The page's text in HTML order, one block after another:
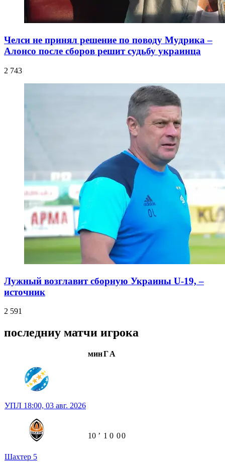
Челси не принял решение по поводу Мудрика –
Алонсо после сборов решит судьбу украинца
2 743
Лужный возглавит сборную Украины U-19, –
источник
2 591
последниу матчи игрока
минГА
УПЛ 18:00, 03 авг. 2026
Шахтер 5
10 ʼ 1 0 00